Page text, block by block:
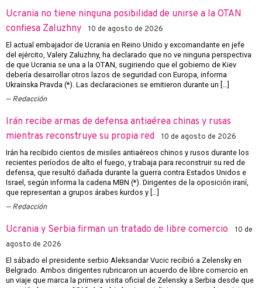
Ucrania no tiene ninguna posibilidad de unirse a la OTAN
confiesa Zaluzhny
10 de agosto de 2026
El actual embajador de Ucrania en Reino Unido y excomandante en jefe
del ejército, Valery Zaluzhny, ha declarado que no ve ninguna perspectiva
de que Ucrania se una a la OTAN, sugiriendo que el gobierno de Kiev
debería desarrollar otros lazos de seguridad con Europa, informa
Ukrainska Pravda (*). Las declaraciones se emitieron durante un […]
Redacción
Irán recibe armas de defensa antiaérea chinas y rusas
mientras reconstruye su propia red
10 de agosto de 2026
Irán ha recibido cientos de misiles antiaéreos chinos y rusos durante los
recientes períodos de alto el fuego, y trabaja para reconstruir su red de
defensa, que resultó dañada durante la guerra contra Estados Unidos e
Israel, según informa la cadena MBN (*). Dirigentes de la oposición iraní,
que representan a grupos árabes kurdos y […]
Redacción
Ucrania y Serbia firman un tratado de libre comercio
10 de
agosto de 2026
El sábado el presidente serbio Aleksandar Vucic recibió a Zelensky en
Belgrado. Ambos dirigentes rubricaron un acuerdo de libre comercio en
un viaje que marca la primera visita oficial de Zelensky a Serbia desde que